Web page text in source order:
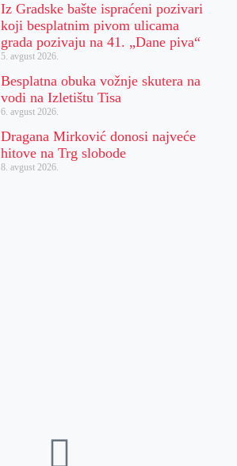
Iz Gradske bašte ispraćeni pozivari
koji besplatnim pivom ulicama
grada pozivaju na 41. „Dane piva“
5. avgust 2026.
Besplatna obuka vožnje skutera na
vodi na Izletištu Tisa
6. avgust 2026.
Dragana Mirković donosi najveće
hitove na Trg slobode
8. avgust 2026.